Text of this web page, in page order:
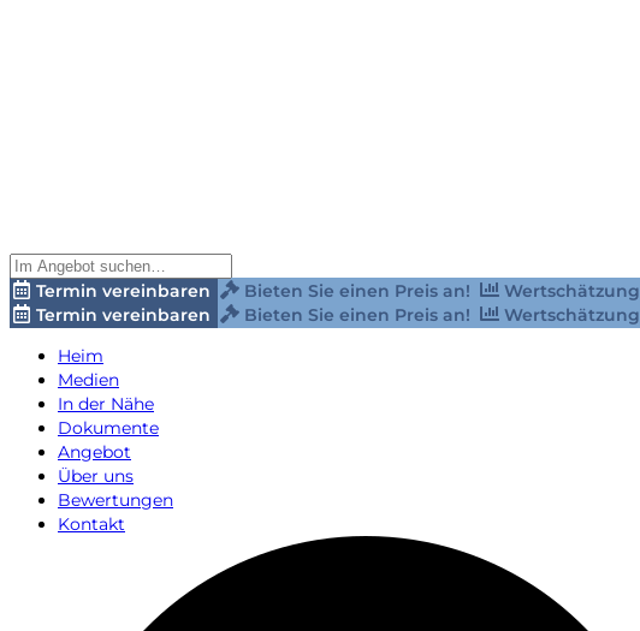
Termin vereinbaren Bieten Sie einen Preis an!
Wertschätzung
Termin vereinbaren
Bieten Sie einen Preis an!
Wertschätzung
Heim
Medien
In der Nähe
Dokumente
Angebot
Über uns
Bewertungen
Kontakt